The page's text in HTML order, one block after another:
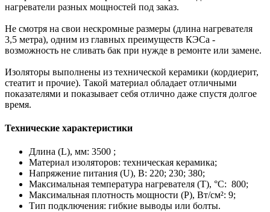
нагреватели разных мощностей под заказ.
Не смотря на свои нескромные размеры (длина нагревателя
3,5 метра), одним из главных преимуществ КЭСа -
возможность не сливать бак при нужде в ремонте или замене.
Изоляторы выполнены из технической керамики (кордиерит,
стеатит и прочие). Такой материал обладает отличными
показателями и показывает себя отлично даже спустя долгое
время.
Технические характеристики
Длина (L), мм: 3500 ;
Материал изоляторов: техническая керамика;
Напряжение питания (U), В: 220; 230; 380;
Максимальная температура нагревателя (Т), °С: 800;
Максимальная плотность мощности (Р), Вт/cм²: 9;
Тип подключения: гибкие выводы или болты.